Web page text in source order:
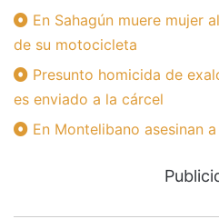
En Sahagún muere mujer
de su motocicleta
Presunto homicida de
es enviado a la cárcel
En Montelibano asesinan